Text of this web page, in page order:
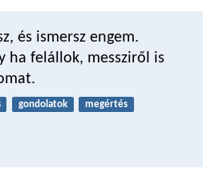
és ismersz engem.
ha felállok, messziről is
gondolatok megértés